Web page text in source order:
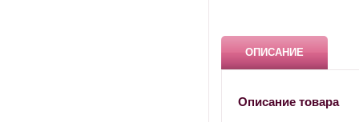
ОПИСАНИЕ
Описание товара